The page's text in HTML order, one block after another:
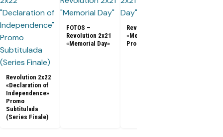
Revolution 2x22
«Declaration of
Independence»
Promo
Subtitulada
(Series Finale)
FOTOS –
Revolution 2x21
«Memorial Day»
Revolution 2x21
«Memorial Day»
Promo